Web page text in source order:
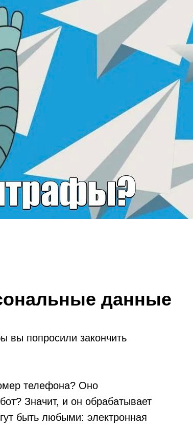
данные
вы попросили закончить
телефона? Оно
Значит, и он обрабатывает
быть любыми: электронная